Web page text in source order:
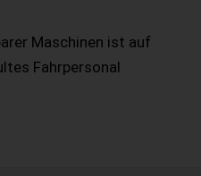
Maschinen ist auf
Fahrpersonal